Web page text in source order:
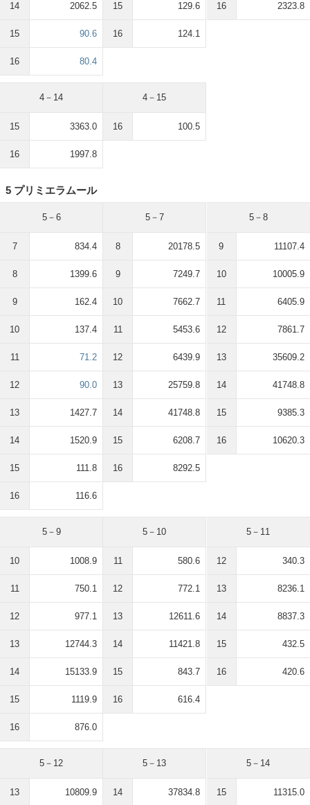
14 2062.5
15 90.6
16 80.4
15 129.6
16 124.1
16 2323.8
4－14
15 3363.0
16 1997.8
4－15
16 100.5
5 プリミエラムール
5－6
7 834.4
8 1399.6
9 162.4
10 137.4
11 71.2
12 90.0
13 1427.7
14 1520.9
15 111.8
16 116.6
5－7
8 20178.5
9 7249.7
10 7662.7
11 5453.6
12 6439.9
13 25759.8
14 41748.8
15 6208.7
16 8292.5
5－8
9 11107.4
10 10005.9
11 6405.9
12 7861.7
13 35609.2
14 41748.8
15 9385.3
16 10620.3
5－9
10 1008.9
11 750.1
12 977.1
13 12744.3
14 15133.9
15 1119.9
16 876.0
5－10
11 580.6
12 772.1
13 12611.6
14 11421.8
15 843.7
16 616.4
5－11
12 340.3
13 8236.1
14 8837.3
15 432.5
16 420.6
5－12
13 10809.9
5－13
14 37834.8
5－14
15 11315.0